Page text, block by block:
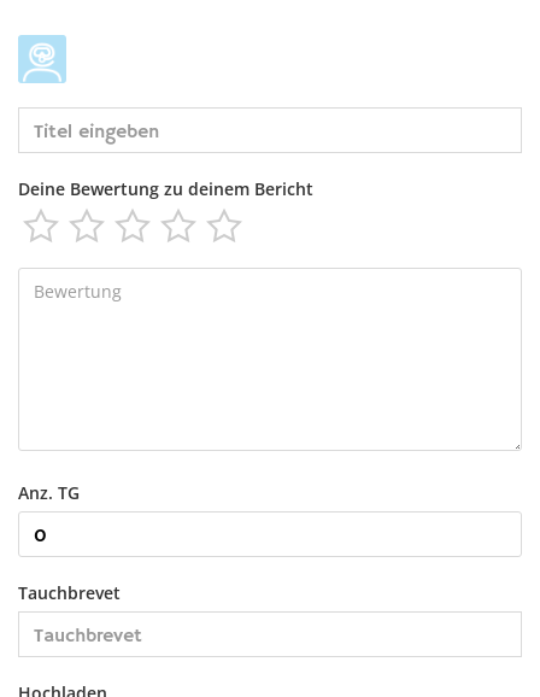
Deine Bewertung zu deinem Bericht
    
Anz. TG
Tauchbrevet